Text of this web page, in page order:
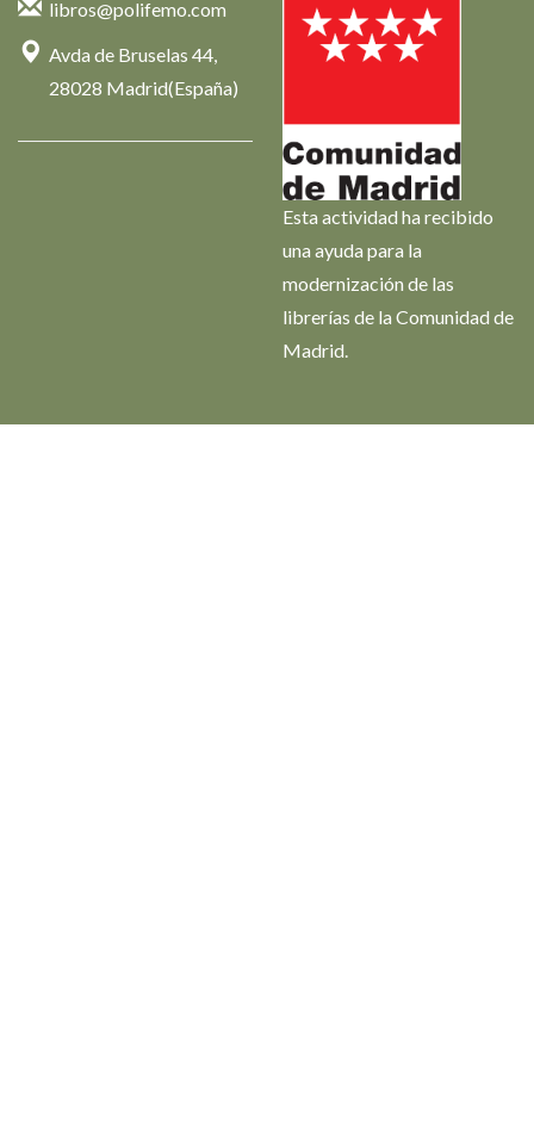
libros@polifemo.com
Avda de Bruselas 44,
28028 Madrid(España)
Esta actividad ha recibido
una ayuda para la
modernización de las
librerías de la Comunidad de
Madrid.